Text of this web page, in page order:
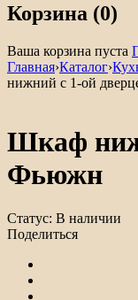
Корзина (0)
Ваша корзина пуста
Главная›Каталог›
нижний с 1-ой
Шкаф
Фьюжн
Статус: В наличии
Поделиться